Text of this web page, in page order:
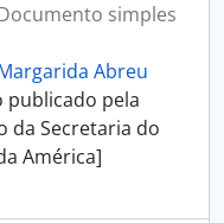
simples
Abreu
pela
da Secretaria do
América]